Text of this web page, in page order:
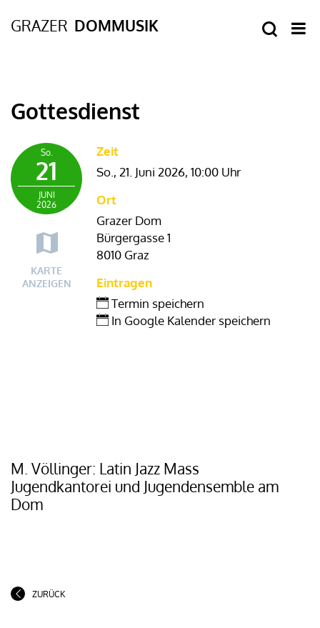
Gottesdienst
So.
21
JUNI
2026
KARTE
ANZEIGEN
Zeit
So., 21. Juni 2026, 10:00 Uhr
Ort
Grazer Dom
Bürgergasse 1
8010 Graz
Eintragen
Termin speichern
In Google Kalender speichern
M. Völlinger: Latin Jazz Mass
Jugendkantorei und Jugendensemble am
Dom
ZURÜCK